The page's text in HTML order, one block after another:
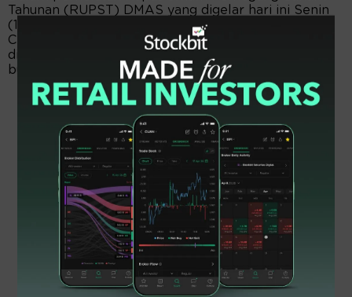
Tahunan (RUPST) DMAS yang digelar hari ini Senin
(15/6/2026) di Le Premier Hotel Kota Deltamas,
Cikarang Pusat, menyetujui putusan pembagian
dividen tunai senilai Rp16,6 per saham untuk tahun
buku 2025.